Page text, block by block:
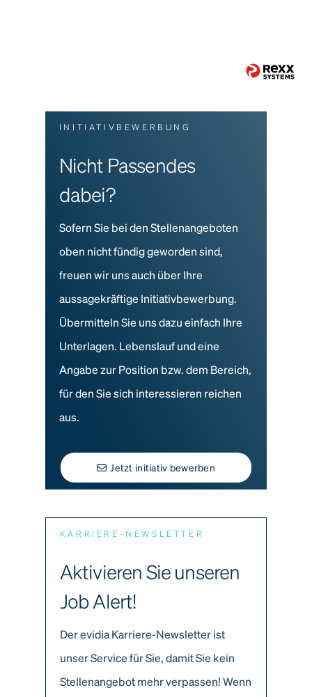
INITIATIVBEWERBUNG
Nicht Passendes
dabei?
Sofern Sie bei den Stellenangeboten
oben nicht fündig geworden sind,
freuen wir uns auch über Ihre
aussagekräftige Initiativbewerbung.
Übermitteln Sie uns dazu einfach Ihre
Unterlagen. Lebenslauf und eine
Angabe zur Position bzw. dem Bereich,
für den Sie sich interessieren reichen
aus.
Jetzt initiativ bewerben
KARRIERE-NEWSLETTER
Aktivieren Sie unseren
Job Alert!
Der evidia Karriere-Newsletter ist
unser Service für Sie, damit Sie kein
Stellenangebot mehr verpassen! Wenn